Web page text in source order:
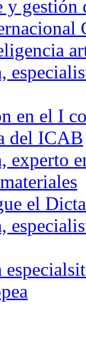
y gestión
en el I
del ICAB
experto
el